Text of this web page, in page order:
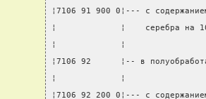
¦7106 91 900 0¦--- с
¦             ¦    серебра на
¦             ¦
¦7106 92      ¦-- в
¦             ¦
¦7106 92 200 0¦--- с